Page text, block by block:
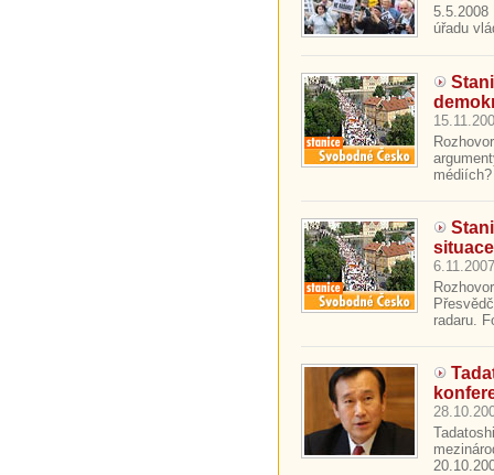
5.5.2008
úřadu
radaru.